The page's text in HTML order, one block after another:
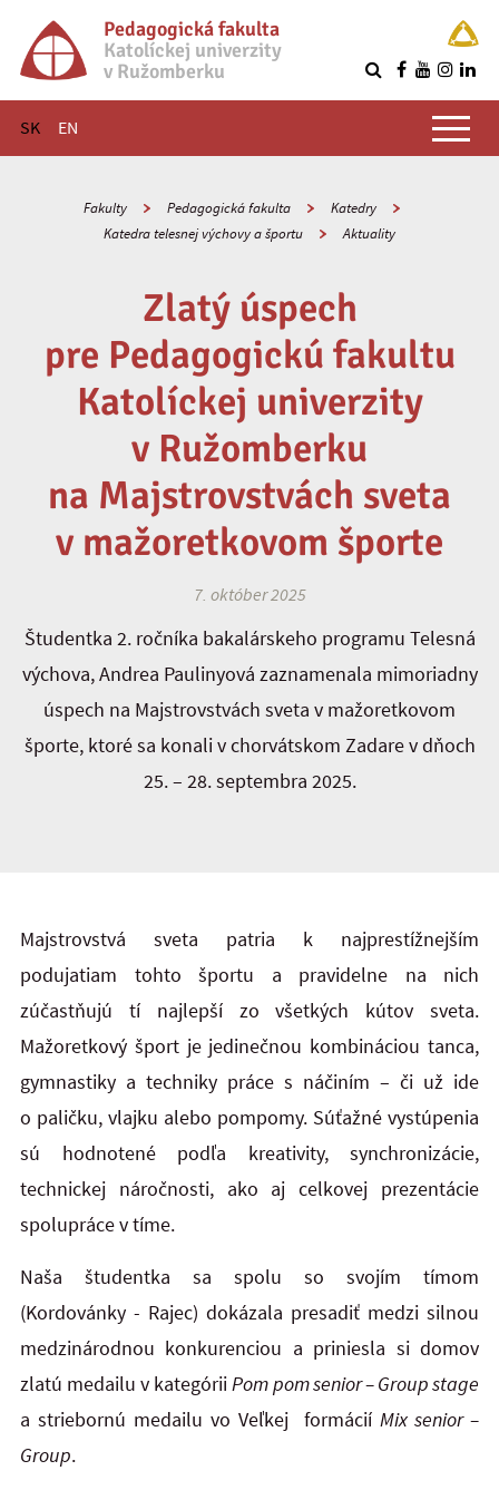
Pedagogická fakulta
Katolíckej univerzity
v Ružomberku
SK EN
Hlavné menu
Fakulty Pedagogická fakulta
Katedry
Katedra telesnej výchovy a športu
Aktuality
Zlatý úspech
pre Pedagogickú fakultu
Katolíckej univerzity
v Ružomberku
na Majstrovstvách sveta
v mažoretkovom športe
7. október 2025
Študentka 2. ročníka bakalárskeho programu Telesná
výchova, Andrea Paulinyová zaznamenala mimoriadny
úspech na Majstrovstvách sveta v mažoretkovom
športe, ktoré sa konali v chorvátskom Zadare v dňoch
25. – 28. septembra 2025.
Majstrovstvá sveta patria k najprestížnejším
podujatiam tohto športu a pravidelne na nich
zúčastňujú tí najlepší zo všetkých kútov sveta.
Mažoretkový šport je jedinečnou kombináciou tanca,
gymnastiky a techniky práce s náčiním – či už ide
o paličku, vlajku alebo pompomy. Súťažné vystúpenia
sú hodnotené podľa kreativity, synchronizácie,
technickej náročnosti, ako aj celkovej prezentácie
spolupráce v tíme.
Naša študentka sa spolu so svojím tímom
(Kordovánky - Rajec) dokázala presadiť medzi silnou
medzinárodnou konkurenciou a priniesla si domov
zlatú medailu v kategóriiPom pom senior – Group stage
a striebornú medailu vo Veľkej formácií Mix senior –
Group.